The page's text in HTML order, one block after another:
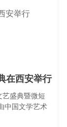
在西安举行
艺盛典暨微短
中国文学艺术